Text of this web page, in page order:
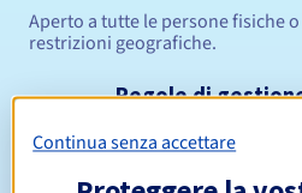
Aperto a tutte le persone fisiche
restrizioni geografiche.
Regole di
Periodo di registrazione
Continua senza accettare